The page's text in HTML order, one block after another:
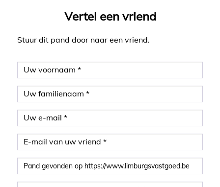
Vertel een vriend
Stuur dit pand door naar een vriend.